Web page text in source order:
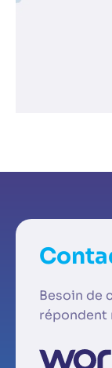
Besoin de
répondent